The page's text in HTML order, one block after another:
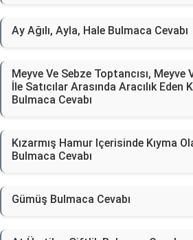
Ay Ağılı, Ayla, Hale Bulmaca Cevabı
Meyve Ve Sebze Toptancısı, Meyve
İle Satıcılar Arasında Aracılık
Bulmaca Cevabı
Kızarmış Hamur Içerisinde Kıyma
Bulmaca Cevabı
Gümüş Bulmaca Cevabı